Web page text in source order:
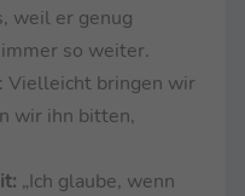
weil er genug
so weiter.
Vielleicht bringen wir
wir ihn bitten,
„Ich glaube, wenn